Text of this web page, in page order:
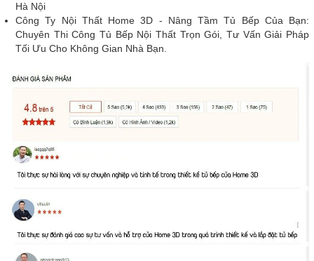
Hà Nội
Công Ty Nội Thất Home 3D - Nâng Tầm Tủ Bếp Của Bạn:
Chuyên Thi Công Tủ Bếp Nội Thất Trọn Gói, Tư Vấn Giải Pháp
Tối Ưu Cho Không Gian Nhà Bạn.